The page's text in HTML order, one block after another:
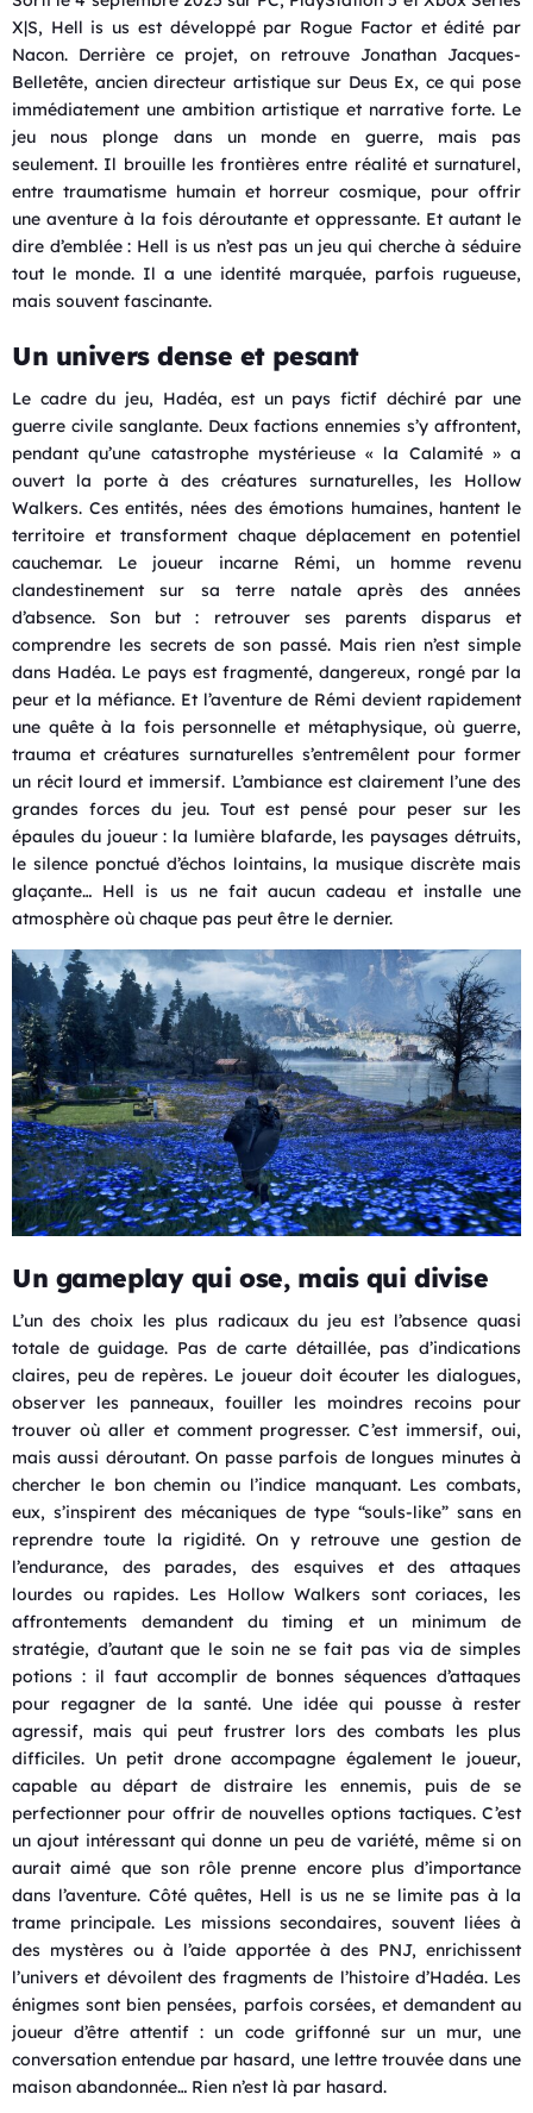
X|S, Hell is us est développé par Rogue Factor et édité par
Nacon. Derrière ce projet, on retrouve Jonathan Jacques-
Belletête, ancien directeur artistique sur Deus Ex, ce qui pose
immédiatement une ambition artistique et narrative forte. Le
jeu nous plonge dans un monde en guerre, mais pas
seulement. Il brouille les frontières entre réalité et surnaturel,
entre traumatisme humain et horreur cosmique, pour offrir
une aventure à la fois déroutante et oppressante. Et autant le
dire d’emblée : Hell is us n’est pas un jeu qui cherche à séduire
tout le monde. Il a une identité marquée, parfois rugueuse,
mais souvent fascinante.
Un univers dense et pesant
Le cadre du jeu, Hadéa, est un pays fictif déchiré par une
guerre civile sanglante. Deux factions ennemies s’y affrontent,
pendant qu’une catastrophe mystérieuse « la Calamité » a
ouvert la porte à des créatures surnaturelles, les Hollow
Walkers. Ces entités, nées des émotions humaines, hantent le
territoire et transforment chaque déplacement en potentiel
cauchemar. Le joueur incarne Rémi, un homme revenu
clandestinement sur sa terre natale après des années
d’absence. Son but : retrouver ses parents disparus et
comprendre les secrets de son passé. Mais rien n’est simple
dans Hadéa. Le pays est fragmenté, dangereux, rongé par la
peur et la méfiance. Et l’aventure de Rémi devient rapidement
une quête à la fois personnelle et métaphysique, où guerre,
trauma et créatures surnaturelles s’entremêlent pour former
un récit lourd et immersif. L’ambiance est clairement l’une des
grandes forces du jeu. Tout est pensé pour peser sur les
épaules du joueur : la lumière blafarde, les paysages détruits,
le silence ponctué d’échos lointains, la musique discrète mais
glaçante… Hell is us ne fait aucun cadeau et installe une
atmosphère où chaque pas peut être le dernier.
Un gameplay qui ose, mais qui divise
L’un des choix les plus radicaux du jeu est l’absence quasi
totale de guidage. Pas de carte détaillée, pas d’indications
claires, peu de repères. Le joueur doit écouter les dialogues,
observer les panneaux, fouiller les moindres recoins pour
trouver où aller et comment progresser. C’est immersif, oui,
mais aussi déroutant. On passe parfois de longues minutes à
chercher le bon chemin ou l’indice manquant. Les combats,
eux, s’inspirent des mécaniques de type “souls-like” sans en
reprendre toute la rigidité. On y retrouve une gestion de
l’endurance, des parades, des esquives et des attaques
lourdes ou rapides. Les Hollow Walkers sont coriaces, les
affrontements demandent du timing et un minimum de
stratégie, d’autant que le soin ne se fait pas via de simples
potions : il faut accomplir de bonnes séquences d’attaques
pour regagner de la santé. Une idée qui pousse à rester
agressif, mais qui peut frustrer lors des combats les plus
difficiles. Un petit drone accompagne également le joueur,
capable au départ de distraire les ennemis, puis de se
perfectionner pour offrir de nouvelles options tactiques. C’est
un ajout intéressant qui donne un peu de variété, même si on
aurait aimé que son rôle prenne encore plus d’importance
dans l’aventure. Côté quêtes, Hell is us ne se limite pas à la
trame principale. Les missions secondaires, souvent liées à
des mystères ou à l’aide apportée à des PNJ, enrichissent
l’univers et dévoilent des fragments de l’histoire d’Hadéa. Les
énigmes sont bien pensées, parfois corsées, et demandent au
joueur d’être attentif : un code griffonné sur un mur, une
conversation entendue par hasard, une lettre trouvée dans une
maison abandonnée… Rien n’est là par hasard.